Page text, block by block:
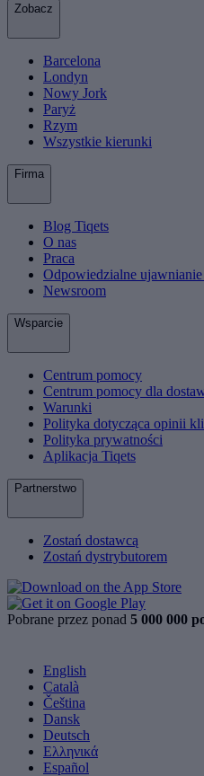
Zobacz
Barcelona
Londyn
Nowy Jork
Paryż
Rzym
Wszystkie kierunki
Firma
Blog Tiqets
O nas
Praca
Odpowiedzialne
Newsroom
Wsparcie
Centrum pomocy
Centrum pomocy dla
Warunki
Polityka dotycząca opinii
Polityka prywatności
Aplikacja Tiqets
Partnerstwo
Zostań dostawcą
Zostań dystrybutorem
Pobrane przez ponad 5 000 000
English
Català
Čeština
Dansk
Deutsch
Ελληνικά
Español